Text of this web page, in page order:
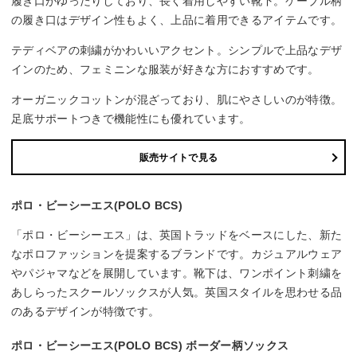
の履き口はデザイン性もよく、上品に着用できるアイテムです。
テディベアの刺繍がかわいいアクセント。シンプルで上品なデザ
インのため、フェミニンな服装が好きな方におすすめです。
オーガニックコットンが混ざっており、肌にやさしいのが特徴。
足底サポートつきで機能性にも優れています。
販売サイトで見る
ポロ・ビーシーエス(POLO BCS)
「ポロ・ビーシーエス」は、英国トラッドをベースにした、新た
なポロファッションを提案するブランドです。カジュアルウェア
やパジャマなどを展開しています。靴下は、ワンポイント刺繍を
あしらったスクールソックスが人気。英国スタイルを思わせる品
のあるデザインが特徴です。
ポロ・ビーシーエス(POLO BCS) ボーダー柄ソックス